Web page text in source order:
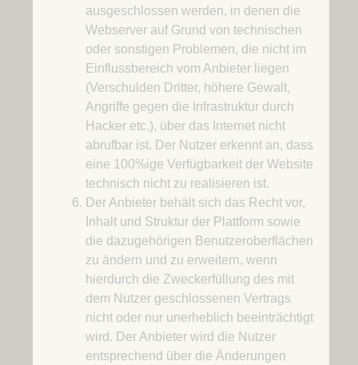
ausgeschlossen werden, in denen die
Webserver auf Grund von technischen
oder sonstigen Problemen, die nicht im
Einflussbereich vom Anbieter liegen
(Verschulden Dritter, höhere Gewalt,
Angriffe gegen die Infrastruktur durch
Hacker etc.), über das Internet nicht
abrufbar ist. Der Nutzer erkennt an, dass
eine 100%ige Verfügbarkeit der Website
technisch nicht zu realisieren ist.
Der Anbieter behält sich das Recht vor,
Inhalt und Struktur der Plattform sowie
die dazugehörigen Benutzeroberflächen
zu ändern und zu erweitern, wenn
hierdurch die Zweckerfüllung des mit
dem Nutzer geschlossenen Vertrags
nicht oder nur unerheblich beeinträchtigt
wird. Der Anbieter wird die Nutzer
entsprechend über die Änderungen